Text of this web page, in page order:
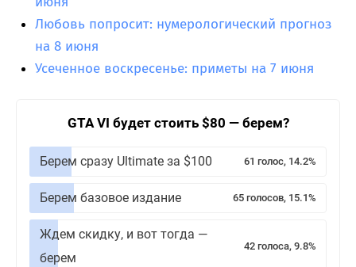
Любовь попросит: нумерологический прогноз
на 8 июня
Усеченное воскресенье: приметы на 7 июня
GTA VI будет стоить $80 — берем?
Берем сразу Ultimate за $100 61 голос, 14.2%
Берем базовое издание 65 голосов, 15.1%
Ждем скидку, и вот тогда —
берем
42 голоса, 9.8%